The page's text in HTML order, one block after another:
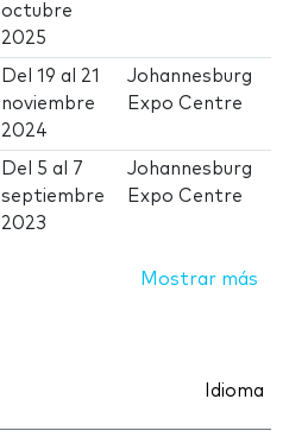
octubre
2025
Del19 al 21
noviembre
2024
Johannesburg
Expo Centre
Del 5 al
7
septiembre
2023
Johannesburg
Expo Centre
Mostrar más
Idioma